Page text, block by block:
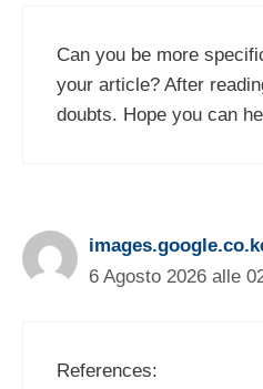
Can you be more
your article? After
doubts. Hope you can
6 Agosto 2026 alle
References: